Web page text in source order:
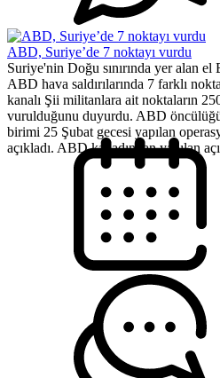
ABD, Suriye’de 7 noktayı vurdu
Suriye'nin Doğu sınırında yer alan
ABD hava saldırılarında 7 farklı
kanalı Şii militanlara ait noktaların
vurulduğunu duyurdu. ABD
birimi 25 Şubat gecesi yapılan
açıkladı. ABD kanadından yapılan